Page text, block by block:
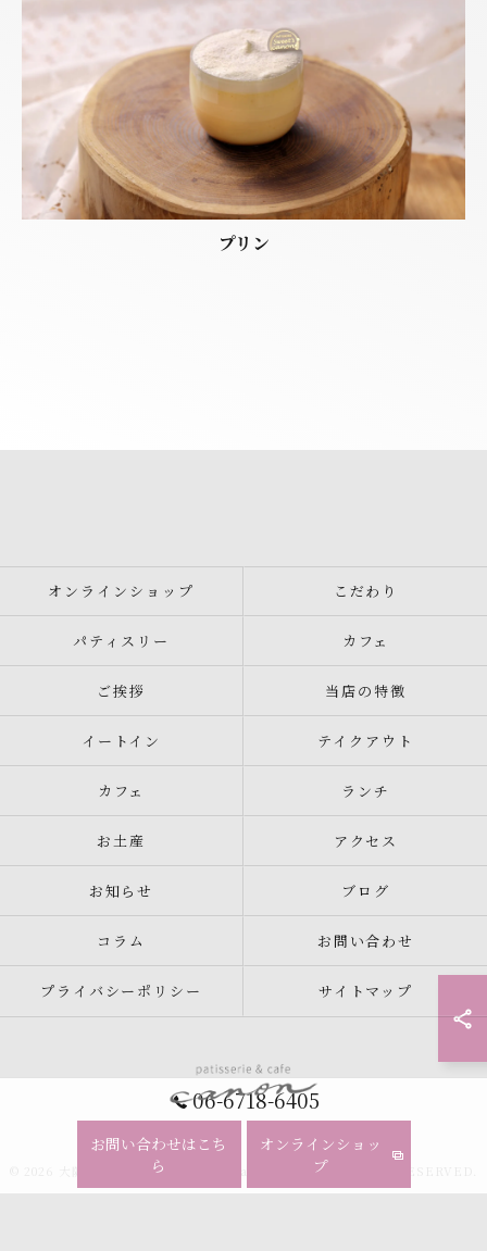
プリン
06-6718-6405
お問い合わせはこち
ら
オンラインショッ
プ
オンラインショップ こだわり
パティスリー カフェ
ご挨拶 当店の特徴
イートイン テイクアウト
カフェ ランチ
お土産 アクセス
お知らせ ブログ
コラム お問い合わせ
プライバシーポリシー サイトマップ
© 2026 大阪のケーキならpatisserie&cafe canon ALL RIGHTS RESERVED.